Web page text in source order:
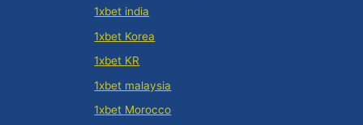
1xbet india
1xbet Korea
1xbet KR
1xbet malaysia
1xbet Morocco